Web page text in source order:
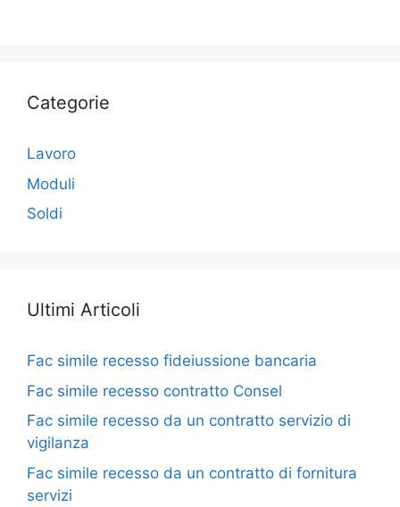
Categorie
Lavoro
Moduli
Soldi
Ultimi Articoli
Fac simile recesso fideiussione bancaria​
Fac simile recesso contratto Consel​
Fac simile recesso da un contratto servizio di
vigilanza​
Fac simile recesso da un contratto di fornitura
servizi​